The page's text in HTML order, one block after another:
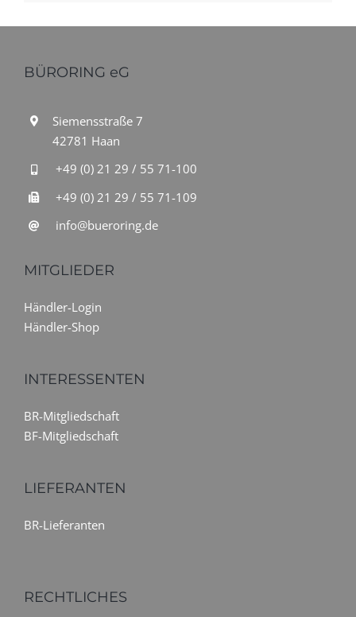
BÜRORING eG
Siemensstraße 7
42781 Haan
+49 (0) 21 29 / 55 71-100
+49 (0) 21 29 / 55 71-109
info@bueroring.de
MITGLIEDER
Händler-Login
Händler-Shop
INTERESSENTEN
BR-Mitgliedschaft
BF-Mitgliedschaft
LIEFERANTEN
BR-Lieferanten
RECHTLICHES